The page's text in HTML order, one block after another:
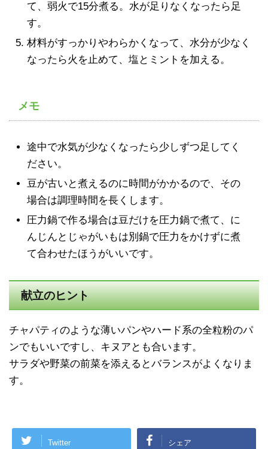
て、弱火で15分煮る。水が足りなくなったら足
す。
材料がすっかりやわらかくなって、水分が少なく
なったら火を止めて、塩とミントを加える。
メモ
途中で水気が少なくなったら少しずつ足してく
ださい。
豆が古いと煮えるのに時間がかかるので、その
場合は調理時間を長くします。
圧力鍋で作る場合は豆だけを圧力鍋で煮て、に
んじんとじゃがいもは別鍋で圧力をかけずに煮
て合わせたほうがいいです。
献立のヒント
チャパティのような薄いパンやハード系の全粒粉のパ
ンでもいいですし、キヌアとも合います。
サラダや野菜の前菜を添えるとバランスがよくなりま
す。
Twitter シェア